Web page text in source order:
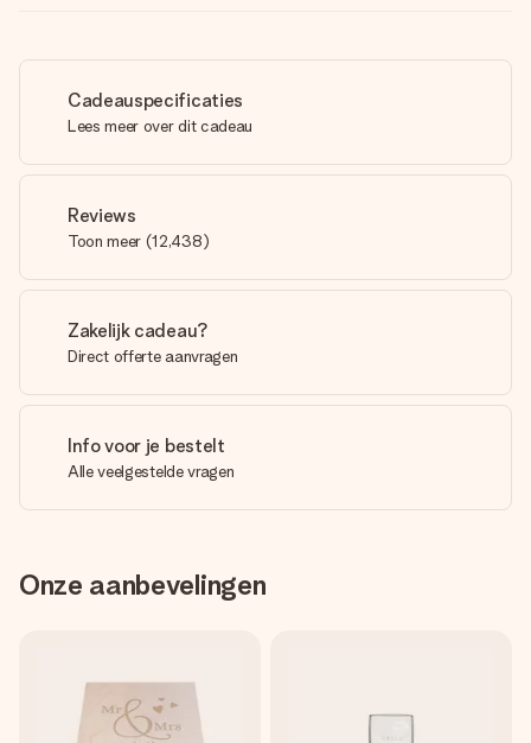
Cadeauspecificaties
Lees meer over dit cadeau
Reviews
Toon meer (12,438)
Zakelijk cadeau?
Direct offerte aanvragen
Info voor je bestelt
Alle veelgestelde vragen
Onze aanbevelingen